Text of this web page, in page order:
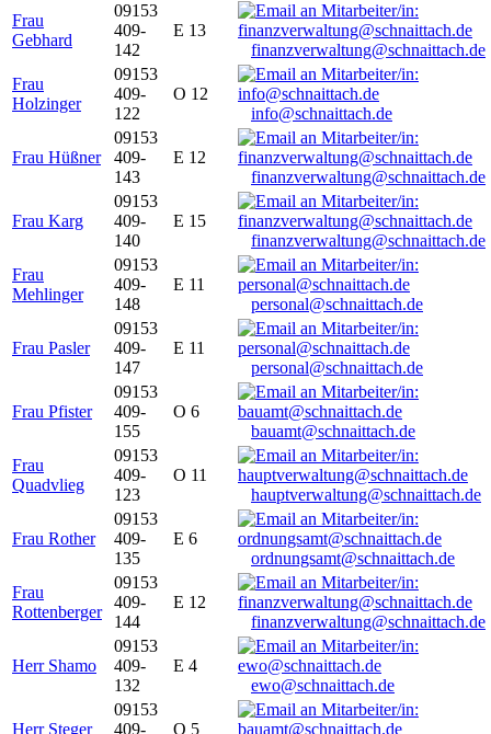
Frau
Gebhard
09153
409-
142
E 13
finanzverwaltung@schnaittach.de
Frau
Holzinger
09153
409-
122
O 12
info@schnaittach.de
Frau Hüßner
09153
409-
143
E 12
finanzverwaltung@schnaittach.de
Frau Karg
09153
409-
140
E 15
finanzverwaltung@schnaittach.de
Frau
Mehlinger
09153
409-
148
E 11
personal@schnaittach.de
Frau Pasler
09153
409-
147
E 11
personal@schnaittach.de
Frau Pfister
09153
409-
155
O 6
bauamt@schnaittach.de
Frau
Quadvlieg
09153
409-
123
O 11
hauptverwaltung@schnaittach.de
Frau Rother
09153
409-
135
E 6
ordnungsamt@schnaittach.de
Frau
Rottenberger
09153
409-
144
E 12
finanzverwaltung@schnaittach.de
Herr Shamo
09153
409-
132
E 4
ewo@schnaittach.de
Herr Steger
09153
409-
O 5